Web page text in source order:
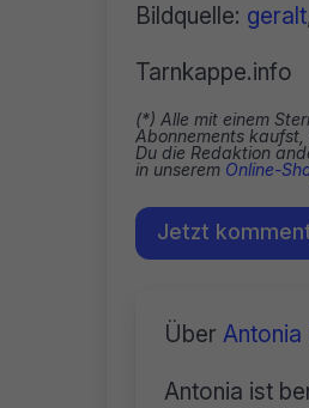
Bildquelle: geralt
Tarnkappe.info
(*) Alle mit einem
Abonnements kaufst,
Du die Redaktion
in unserem Online-
Jetzt
Über Antonia
Antonia ist